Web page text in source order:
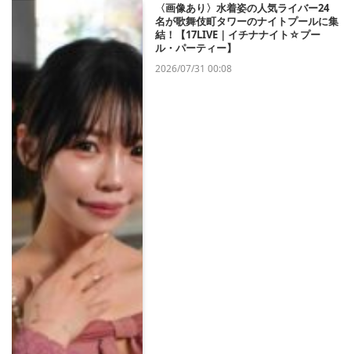
〈画像あり〉水着姿の人気ライバー24
名が歌舞伎町タワーのナイトプールに集
結！【17LIVE｜イチナナイト☆プー
ル・パーティー】
2026/07/31 00:08